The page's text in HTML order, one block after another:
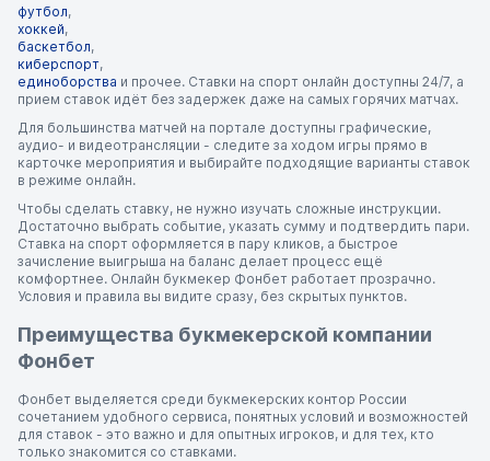
футбол,
хоккей,
баскетбол,
киберспорт,
единоборства и прочее. Ставки на спорт онлайн доступны 24/7, а
прием ставок идёт без задержек даже на самых горячих матчах.
Для большинства матчей на портале доступны графические,
аудио- и видеотрансляции - следите за ходом игры прямо в
карточке мероприятия и выбирайте подходящие варианты ставок
в режиме онлайн.
Чтобы сделать ставку, не нужно изучать сложные инструкции.
Достаточно выбрать событие, указать сумму и подтвердить пари.
Ставка на спорт оформляется в пару кликов, а быстрое
зачисление выигрыша на баланс делает процесс ещё
комфортнее. Онлайн букмекер Фонбет работает прозрачно.
Условия и правила вы видите сразу, без скрытых пунктов.
Преимущества букмекерской компании
Фонбет
Фонбет выделяется среди букмекерских контор России
сочетанием удобного сервиса, понятных условий и возможностей
для ставок - это важно и для опытных игроков, и для тех, кто
только знакомится со ставками.